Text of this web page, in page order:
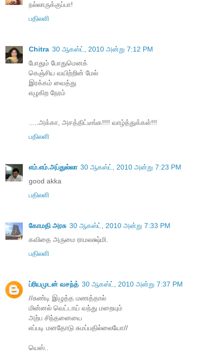
நல்லாருக்குப்பா!
பதிலளி
Chitra 30 ஆகஸ்ட், 2010 அன்று 7:12 PM
போதும் போதுமெனக்
கெஞ்சிய வயிற்றின் மேல்
இரக்கம் வைத்து
எழுகிற நேரம்
.....அக்கா, அசத்திட்டீங்க!!!! வாழ்த்துக்கள்!!!
பதிலளி
எம்.எம்.அப்துல்லா 30 ஆகஸ்ட், 2010 அன்று 7:23 PM
good akka
பதிலளி
கோமதி அரசு 30 ஆகஸ்ட், 2010 அன்று 7:33 PM
கவிதை அருமை ராமலக்ஷ்மி.
பதிலளி
ப்ரியமுடன் வசந்த் 30 ஆகஸ்ட், 2010 அன்று 7:37 PM
//சுண்டி இழுத்த மணத்தால்
மின்னல் வெட்டாய் வந்து மறையும்
அற்ப சிந்தனையை
எப்படி மனதோடு சுமப்பதில்லையோ//
யெஸ்..